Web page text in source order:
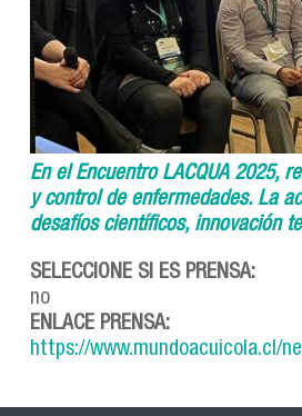
En el Encuentro LACQUA 2025,
y control de enfermedades. La
desafíos científicos, innovación
SELECCIONE SI ES PRENSA:
no
ENLACE PRENSA:
https://www.mundoacuicola.cl/